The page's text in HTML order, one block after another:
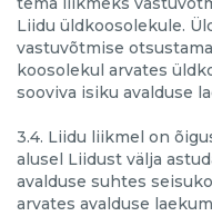
Liidu üldkoosolekule.
vastuvõtmise
koosolekul arvates
sooviva isiku avalduse
3.4. Liidu liikmel on
alusel Liidust välja
avalduse suhtes
arvates avalduse